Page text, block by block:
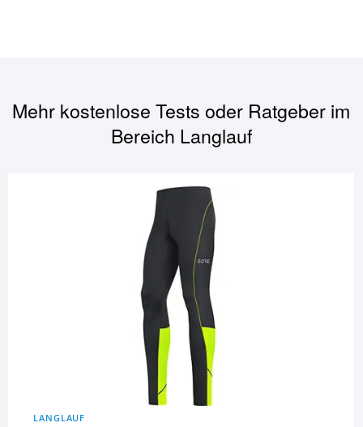
Mehr kostenlose Tests oder Ratgeber im
Bereich Langlauf
LANGLAUF